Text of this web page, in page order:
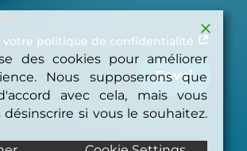
votre politique de confidentialité
Envoi
des cookies pour améliorer
Nous supposerons que
avec cela, mais vous
désinscrire si vous le souhaitez.